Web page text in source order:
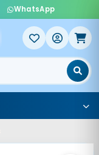
WhatsApp